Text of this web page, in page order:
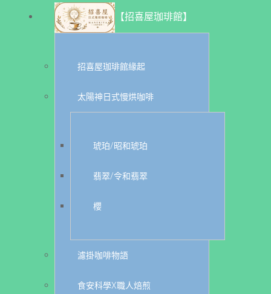
【招喜屋珈琲館】
招喜屋珈琲館緣起
太陽神日式慢烘咖啡
琥珀/昭和琥珀
翡翠/令和翡翠
櫻
濾掛咖啡物語
食安科學X職人焙煎